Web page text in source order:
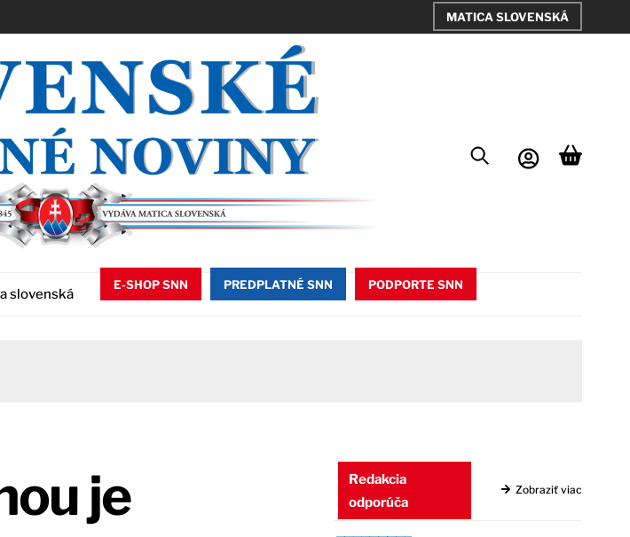
MATICA SLOVENSKÁ
slovenská
E-SHOP SNN PREDPLATNÉ SNN PODPORTE SNN
je
Redakcia
odporúča
Zobraziť viac